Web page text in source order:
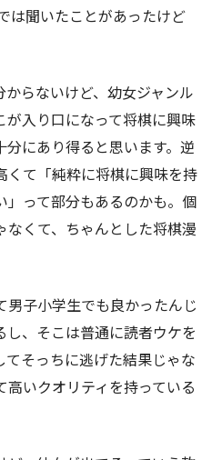
は聞いたことがあったけど
らないけど、幼女ジャンル
入り口になって将棋に興味
にあり得ると思います。逆
くて「純粋に将棋に興味を持
」って部分もあるのかも。個
なくて、ちゃんとした将棋漫
男子小学生でも良かったんじ
、そこは普通に読者ウケを
そっちに逃げた結果じゃな
いクオリティを持っている